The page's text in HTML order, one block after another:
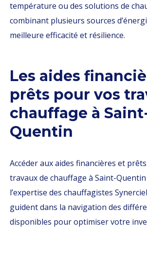
température ou des solutions de
combinant plusieurs sources
meilleure efficacité et résilience.
Les aides
prêts pour vos
chauffage à
Quentin
Accéder aux aides financières et
travaux de chauffage à Saint-
l’expertise des chauffagistes
guident dans la navigation des
disponibles pour optimiser votre